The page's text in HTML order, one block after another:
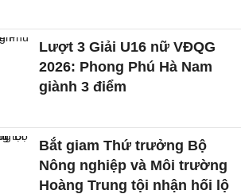
Lượt 3 Giải U16 nữ VĐQG
2026: Phong Phú Hà Nam
giành 3 điểm
Bắt giam Thứ trưởng Bộ
Nông nghiệp và Môi trường
Hoàng Trung tội nhận hối lộ